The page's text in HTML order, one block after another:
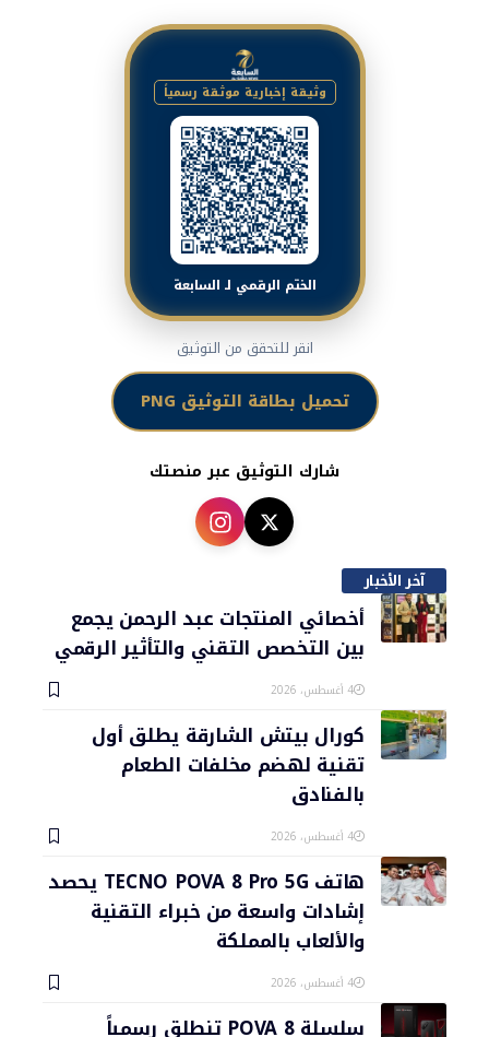
وثيقة إخبارية موثقة رسمياً
الختم الرقمي لـ السابعة
انقر للتحقق من التوثيق
تحميل بطاقة التوثيق PNG
شارك التوثيق عبر منصتك
آخر الأخبار
أخصائي المنتجات عبد الرحمن يجمع
بين التخصص التقني والتأثير الرقمي
4 أغسطس، 2026
كورال بيتش الشارقة يطلق أول
تقنية لهضم مخلفات الطعام
بالفنادق
4 أغسطس، 2026
هاتف TECNO POVA 8 Pro 5G يحصد
إشادات واسعة من خبراء التقنية
والألعاب بالمملكة
4 أغسطس، 2026
سلسلة POVA 8 تنطلق رسمياً